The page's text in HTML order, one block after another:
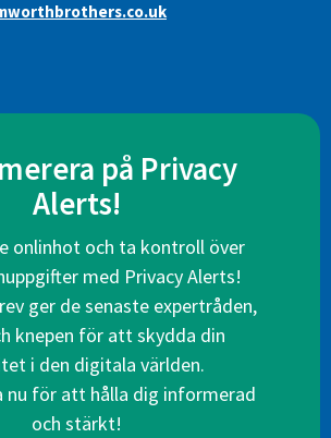
på Privacy
Alerts!
onlinhot och ta kontroll över
med Privacy Alerts!
ger de senaste expertråden,
knepen för att skydda din
i den digitala världen.
nu för att hålla dig informerad
och stärkt!